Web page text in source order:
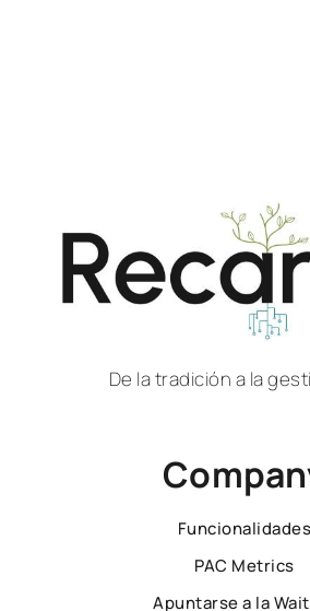
De la tradición a la
Funcionalidades
PAC Metrics
Apuntarse a la